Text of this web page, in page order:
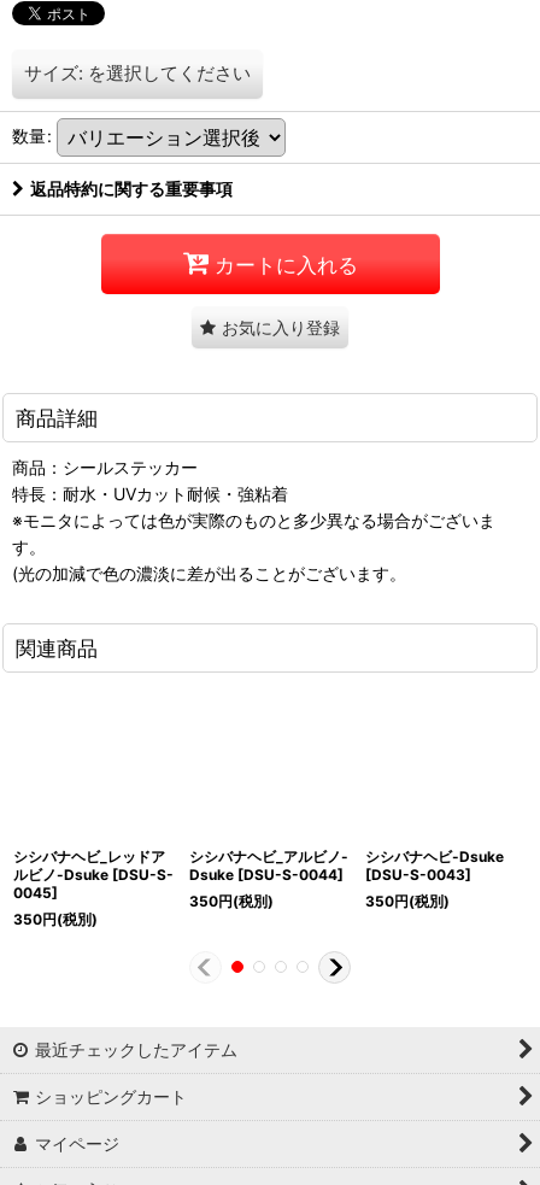
サイズ: を選択してください
数量:
返品特約に関する重要事項
カートに入れる
お気に入り登録
商品詳細
商品：シールステッカー
特長：耐水・UVカット耐候・強粘着
※モニタによっては色が実際のものと多少異なる場合がございま
す。
(光の加減で色の濃淡に差が出ることがございます。
関連商品
シシバナヘビ_レッドア
ルビノ-Dsuke [DSU-S-
0045]
350円(税別)
シシバナヘビ_アルビノ-
Dsuke [DSU-S-0044]
350円(税別)
シシバナヘビ-Dsuke
[DSU-S-0043]
350円(税別)
最近チェックしたアイテム
ショッピングカート
マイページ